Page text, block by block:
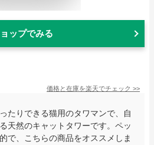
ップでみる
価格と在庫を楽天でチェック >>
たりできる猫用のタワマンで、自
天然のキャットタワーです。ペッ
で、こちらの商品をオススメしま